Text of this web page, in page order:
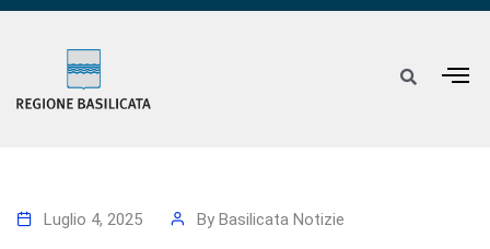
Luglio 4, 2025 By Basilicata Notizie